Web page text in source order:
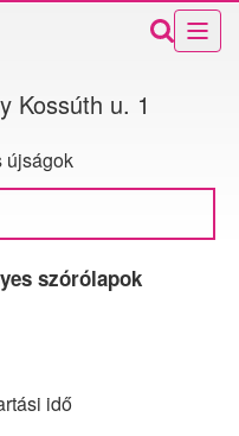
Kossúth u. 1
újságok
szórólapok
idő